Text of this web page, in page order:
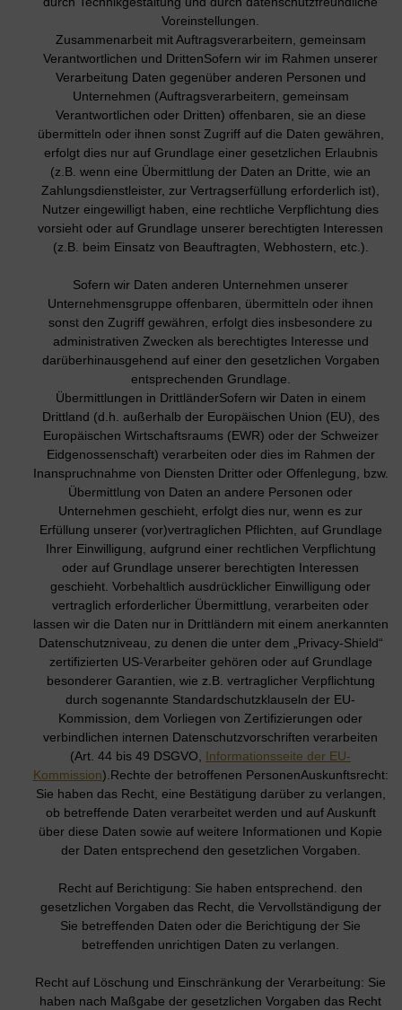
Voreinstellungen.
Zusammenarbeit mit Auftragsverarbeitern, gemeinsam
Verantwortlichen und DrittenSofern wir im Rahmen unserer
Verarbeitung Daten gegenüber anderen Personen und
Unternehmen (Auftragsverarbeitern, gemeinsam
Verantwortlichen oder Dritten) offenbaren, sie an diese
übermitteln oder ihnen sonst Zugriff auf die Daten gewähren,
erfolgt dies nur auf Grundlage einer gesetzlichen Erlaubnis
(z.B. wenn eine Übermittlung der Daten an Dritte, wie an
Zahlungsdienstleister, zur Vertragserfüllung erforderlich ist),
Nutzer eingewilligt haben, eine rechtliche Verpflichtung dies
vorsieht oder auf Grundlage unserer berechtigten Interessen
(z.B. beim Einsatz von Beauftragten, Webhostern, etc.).
Sofern wir Daten anderen Unternehmen unserer
Unternehmensgruppe offenbaren, übermitteln oder ihnen
sonst den Zugriff gewähren, erfolgt dies insbesondere zu
administrativen Zwecken als berechtigtes Interesse und
darüberhinausgehend auf einer den gesetzlichen Vorgaben
entsprechenden Grundlage.
Übermittlungen in DrittländerSofern wir Daten in einem
Drittland (d.h. außerhalb der Europäischen Union (EU), des
Europäischen Wirtschaftsraums (EWR) oder der Schweizer
Eidgenossenschaft) verarbeiten oder dies im Rahmen der
Inanspruchnahme von Diensten Dritter oder Offenlegung, bzw.
Übermittlung von Daten an andere Personen oder
Unternehmen geschieht, erfolgt dies nur, wenn es zur
Erfüllung unserer (vor)vertraglichen Pflichten, auf Grundlage
Ihrer Einwilligung, aufgrund einer rechtlichen Verpflichtung
oder auf Grundlage unserer berechtigten Interessen
geschieht. Vorbehaltlich ausdrücklicher Einwilligung oder
vertraglich erforderlicher Übermittlung, verarbeiten oder
lassen wir die Daten nur in Drittländern mit einem anerkannten
Datenschutzniveau, zu denen die unter dem „Privacy-Shield“
zertifizierten US-Verarbeiter gehören oder auf Grundlage
besonderer Garantien, wie z.B. vertraglicher Verpflichtung
durch sogenannte Standardschutzklauseln der EU-
Kommission, dem Vorliegen von Zertifizierungen oder
verbindlichen internen Datenschutzvorschriften verarbeiten
(Art. 44 bis 49 DSGVO, Informationsseite der EU-
Kommission).Rechte der betroffenen PersonenAuskunftsrecht:
Sie haben das Recht, eine Bestätigung darüber zu verlangen,
ob betreffende Daten verarbeitet werden und auf Auskunft
über diese Daten sowie auf weitere Informationen und Kopie
der Daten entsprechend den gesetzlichen Vorgaben.
Recht auf Berichtigung: Sie haben entsprechend. den
gesetzlichen Vorgaben das Recht, die Vervollständigung der
Sie betreffenden Daten oder die Berichtigung der Sie
betreffenden unrichtigen Daten zu verlangen.
Recht auf Löschung und Einschränkung der Verarbeitung: Sie
haben nach Maßgabe der gesetzlichen Vorgaben das Recht